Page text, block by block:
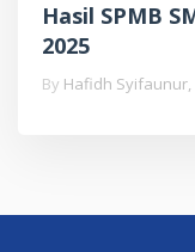
Hasil SPMB
2025
By Hafidh Syifaunur,